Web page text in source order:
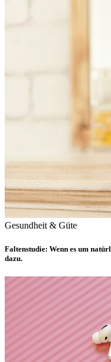
Gesundheit & Güte
Faltenstudie: Wenn es um
dazu.